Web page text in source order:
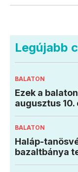
Legújabb
BALATON
Ezek a
augusztus 10.
BALATON
Haláp-
bazaltbánya